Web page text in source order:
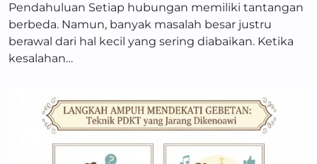
Pendahuluan Setiap hubungan memiliki tantangan
berbeda. Namun, banyak masalah besar justru
berawal dari hal kecil yang sering diabaikan. Ketika
kesalahan…